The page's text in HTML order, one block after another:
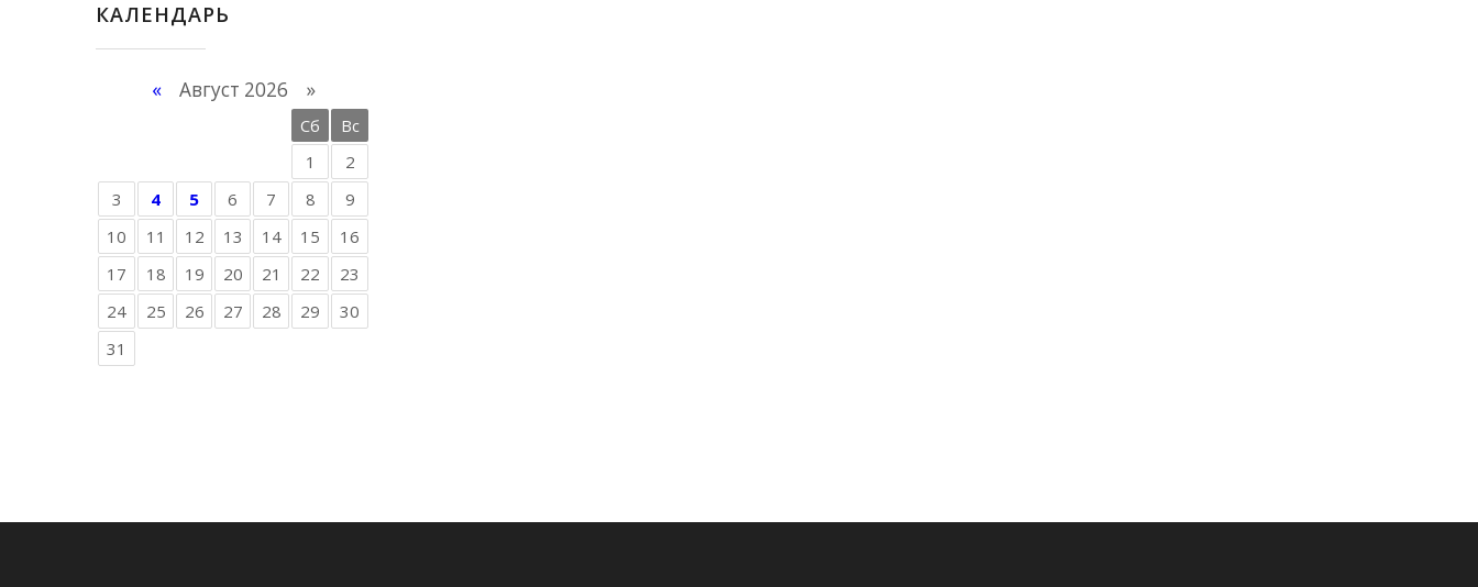
КАЛЕНДАРЬ
«Август 2026 »
Сб
Вс
1
2
3
4 5 6 7 8
9
10
11 12 13 14 15
16
17
18 19 20 21 22
23
24
25 26 27 28 29
30
31